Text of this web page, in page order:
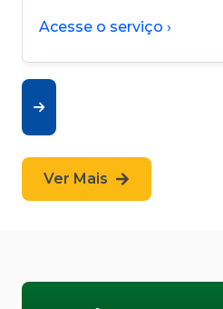
Acesse o serviço ›
Ver Mais